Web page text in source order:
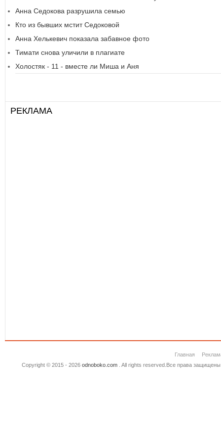
Анна Седокова разрушила семью
Кто из бывших мстит Седоковой
Анна Хелькевич показала забавное фото
Тимати снова уличили в плагиате
Холостяк - 11 - вместе ли Миша и Аня
РЕКЛАМА
Главная
Copyright © 2015 - 2026 odnoboko.com. All rights reserved.Все права защищены.